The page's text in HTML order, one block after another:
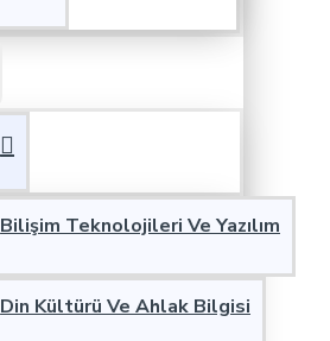
Bilişim Teknolojileri Ve Yazılım
Din Kültürü Ve Ahlak Bilgisi